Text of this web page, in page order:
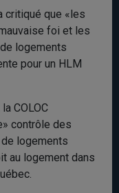
critiqué que «les
foi et les
logements
pour un HLM
COLOC
contrôle des
logements
au logement dans